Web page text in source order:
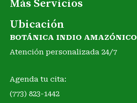
Más Servicios
Ubicación
BOTÁNICA INDIO AMAZÓNICO
Atención personalizada 24/7
Agenda tu cita:
(773) 823-1442